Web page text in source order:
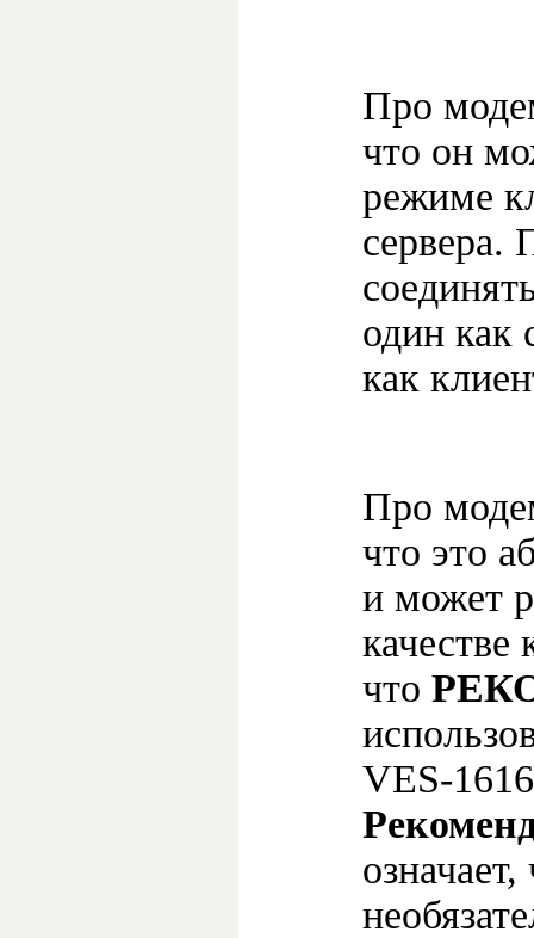
Про
что он
режиме
сервера.
один как
как
Про
что это
и может
качестве
что
VES-